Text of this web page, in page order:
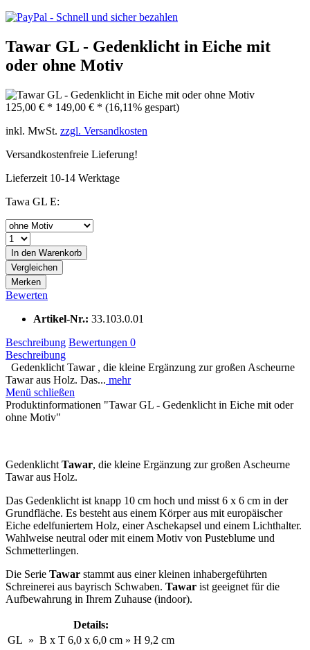
Tawar GL - Gedenklicht in Eiche mit
oder ohne Motiv
125,00 € * 149,00 € * (16,11% gespart)
inkl. MwSt. zzgl. Versandkosten
Versandkostenfreie Lieferung!
Lieferzeit 10-14 Werktage
Tawa GL E:
In den Warenkorb
Vergleichen
Merken
Bewerten
Artikel-Nr.: 33.103.0.01
Beschreibung Bewertungen 0
Beschreibung
Gedenklicht Tawar , die kleine Ergänzung zur großen Ascheurne
Tawar aus Holz. Das... mehr
Menü schließen
Produktinformationen "Tawar GL - Gedenklicht in Eiche mit oder
ohne Motiv"
Gedenklicht Tawar, die kleine Ergänzung zur großen Ascheurne
Tawar aus Holz.
Das Gedenklicht ist knapp 10 cm hoch und misst 6 x 6 cm in der
Grundfläche. Es besteht aus einem Körper aus mit europäischer
Eiche edelfuniertem Holz, einer Aschekapsel und einem Lichthalter.
Wahlweise neutral oder mit einem Motiv von Pusteblume und
Schmetterlingen.
Die Serie Tawar stammt aus einer kleinen inhabergeführten
Schreinerei aus bayrisch Schwaben. Tawar ist geeignet für die
Aufbewahrung in Ihrem Zuhause (indoor).
Details:
GL » B x T 6,0 x 6,0 cm » H 9,2 cm